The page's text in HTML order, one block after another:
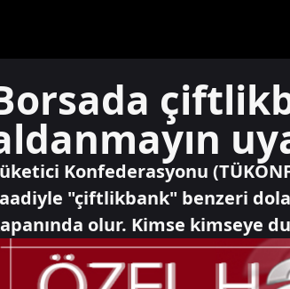
Konfederasyonu
"çiftlikbank" benzeri
olur. Kimse kimseye